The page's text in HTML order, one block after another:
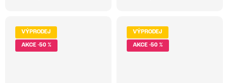
VÝPRODEJ
-50 %
VÝPRODEJ
-50 %